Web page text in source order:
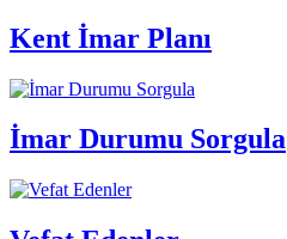
Kent İmar Planı
İmar Durumu Sorgula